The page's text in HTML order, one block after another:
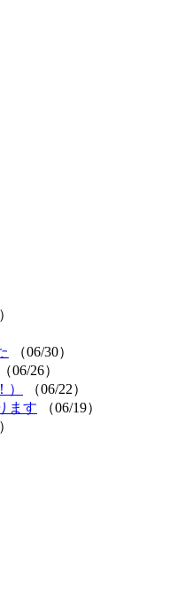
（06/30）
（06/26）
（06/22）
ます
（06/19）